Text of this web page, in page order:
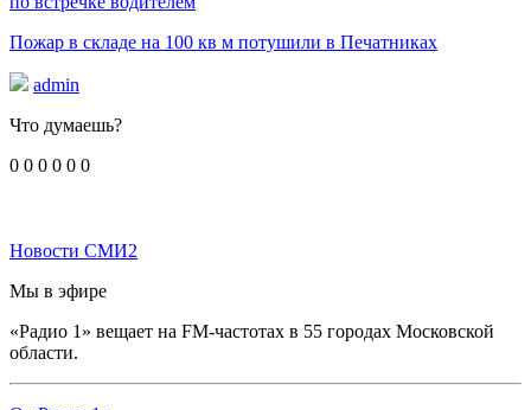
Пожар в складе на 100 кв м потушили в Печатниках
admin
Что думаешь?
0 0 0 0 0 0
Новости СМИ2
Мы в эфире
«Радио 1» вещает на FM-частотах в 55 городах Московской
области.